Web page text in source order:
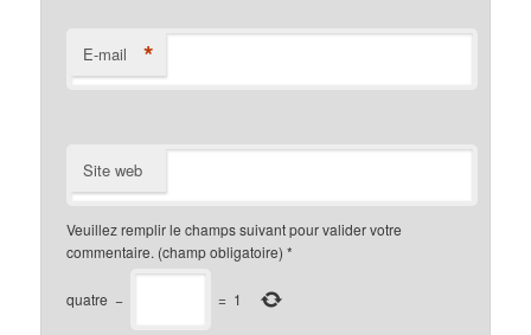
E-mail *
Site web
Veuillez remplir le champs suivant pour valider votre
commentaire. (champ obligatoire) *
quatre − = 1